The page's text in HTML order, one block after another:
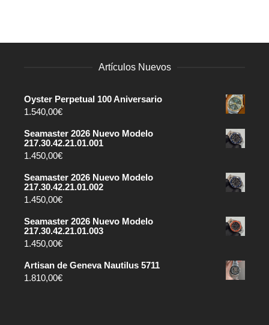
Artículos Nuevos
Oyster Perpetual 100 Aniversario
1.540,00€
Seamaster 2026 Nuevo Modelo
217.30.42.21.01.001
1.450,00€
Seamaster 2026 Nuevo Modelo
217.30.42.21.01.002
1.450,00€
Seamaster 2026 Nuevo Modelo
217.30.42.21.01.003
1.450,00€
Artisan de Geneva Nautilus 5711
1.810,00€